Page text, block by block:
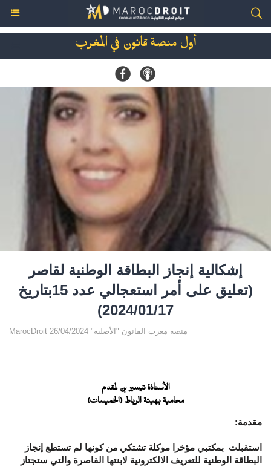
أول منصة قانون في المغرب
إشكالية إنجاز البطاقة الوطنية لقاصر
(تعليق على أمر استعجالي عدد 15بتاريخ
2024/01/17)
MarocDroit منصة مغرب القانون "الأصلية" 26/04/2024
الأستاذة تيسير بن لمقدم
محامية بهيئة الرباط (الخميسات)
مقدمة:
استقبلت بمكتبي مؤخرا موكلة تشتكي من كونها لم تستطع إنجاز
البطاقة الوطنية للتعريف الالكترونية لابنتها القاصرة والتي ستجتاز